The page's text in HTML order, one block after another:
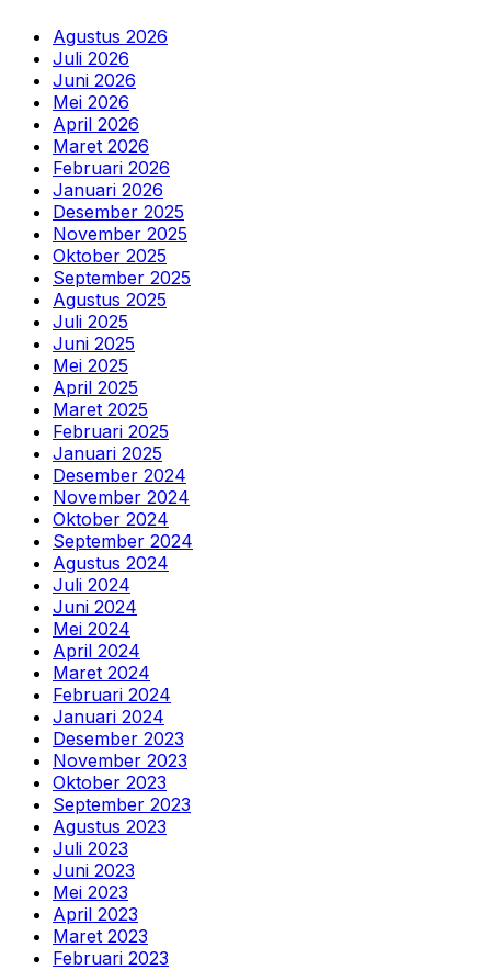
Agustus 2026
Juli 2026
Juni 2026
Mei 2026
April 2026
Maret 2026
Februari 2026
Januari 2026
Desember 2025
November 2025
Oktober 2025
September 2025
Agustus 2025
Juli 2025
Juni 2025
Mei 2025
April 2025
Maret 2025
Februari 2025
Januari 2025
Desember 2024
November 2024
Oktober 2024
September 2024
Agustus 2024
Juli 2024
Juni 2024
Mei 2024
April 2024
Maret 2024
Februari 2024
Januari 2024
Desember 2023
November 2023
Oktober 2023
September 2023
Agustus 2023
Juli 2023
Juni 2023
Mei 2023
April 2023
Maret 2023
Februari 2023